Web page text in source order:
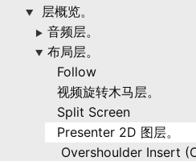
▶ 层概览。
▶ 音频层。
▶
布局层。
Follow
视频旋转木马层。
Split Screen
Presenter 2D 图层。
Overshoulder Insert